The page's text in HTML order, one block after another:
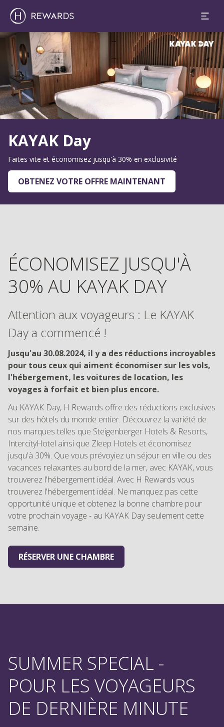
Diapositive 1 de 1
KAYAK Day
Faites vite et économisez jusqu'à 30% en exclusivité
OBTENEZ VOTRE OFFRE MAINTENANT
ÉCONOMISEZ JUSQU'À
30% AU KAYAK DAY
Attention aux voyageurs : Le KAYAK
Day a commencé !
Jusqu'au 30.08.2024, il y a des réductions incroyables
pour tous ceux qui aiment économiser sur les vols,
l'hébergement, les voitures de location, les
voyages à forfait et bien plus encore.
Au KAYAK Day, H Rewards offre des réductions exclusives
sur des hôtels du monde entier. Découvrez la variété de
nos marques telles que Steigenberger Hotels & Resorts,
IntercityHotel ainsi que Zleep Hotels et économisez
jusqu'à 30%. Que vous prévoyiez un séjour en ville ou des
vacances relaxantes au bord de la mer, avec KAYAK, vous
trouverez l'hébergement idéal. Avec H Rewards vous
trouverez l'hébergement idéal. Ne manquez pas cette
opportunité unique et obtenez la bonne chambre pour
votre prochain voyage - au KAYAK Day seulement cette
semaine.
RÉSERVER UNE CHAMBRE
SUMMER SPECIAL -
POUR LES VOYAGEURS
DE DERNIÈRE MINUTE